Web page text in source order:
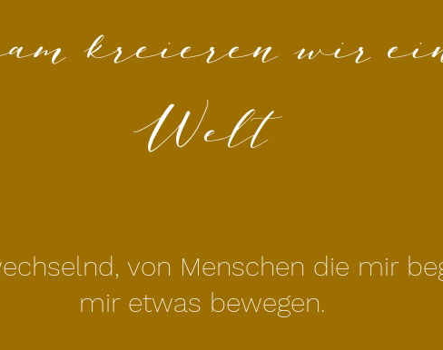
kreieren wir
Welt
von Menschen die mir
mir etwas bewegen.